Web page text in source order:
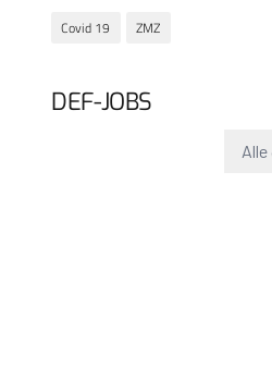
Covid 19 ZMZ
DEF-JOBS